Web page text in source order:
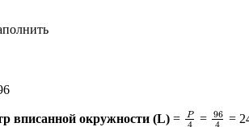
вписанной окружности (L) = P4 = 96 =